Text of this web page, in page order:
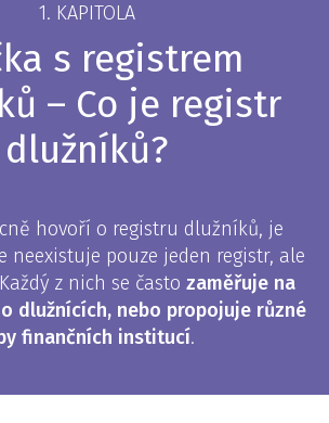
1. KAPITOLA
s registrem
– Co je registr
dlužníků?
hovoří o registru dlužníků, je
neexistuje pouze jeden registr, ale
z nich se často zaměřuje na
dlužnících, nebo propojuje různé
finančních institucí.